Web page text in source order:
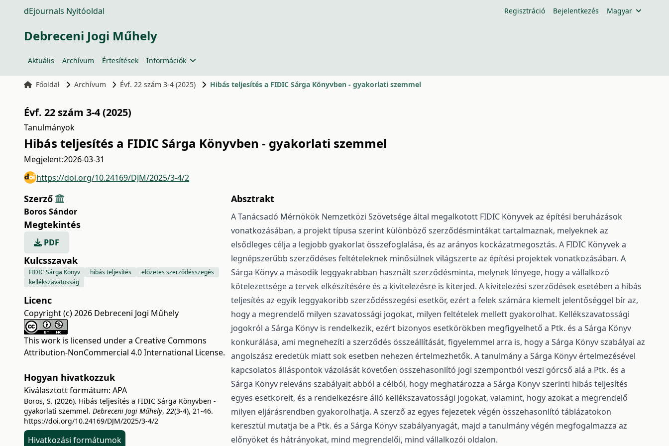
dEjournals Nyitóoldal Regisztráció Bejelentkezés Magyar
Debreceni Jogi Műhely
Aktuális Archívum Értesítések Információk
Főoldal Archívum Évf. 22 szám 3-4 (2025) Hibás teljesítés a FIDIC Sárga Könyvben - gyakorlati szemmel
Évf. 22 szám 3-4 (2025)
Tanulmányok
Hibás teljesítés a FIDIC Sárga Könyvben - gyakorlati szemmel
Megjelent:2026-03-31
https://doi.org/10.24169/DJM/2025/3-4/2
Szerző
Boros Sándor
Megtekintés
PDF
Kulcsszavak
FIDIC Sárga Könyv hibás teljesítés
előzetes szerződésszegés
kellékszavatosság
Licenc
Copyright (c) 2026 Debreceni Jogi Műhely
This work is licensed under a Creative Commons
Attribution-NonCommercial 4.0 International License.
Hogyan hivatkozzuk
Kiválasztott formátum: APA
Boros, S. (2026). Hibás teljesítés a FIDIC Sárga Könyvben -
gyakorlati szemmel. Debreceni Jogi Műhely, 22(3-4), 21-46.
https://doi.org/10.24169/DJM/2025/3-4/2
Hivatkozási formátumok
Absztrakt
A Tanácsadó Mérnökök Nemzetközi Szövetsége által megalkotott FIDIC Könyvek az építési beruházások
vonatkozásában, a projekt típusa szerint különböző szerződésmintákat tartalmaznak, melyeknek az
elsődleges célja a legjobb gyakorlat összefoglalása, és az arányos kockázatmegosztás. A FIDIC Könyvek a
legnépszerűbb szerződéses feltételeknek minősülnek világszerte az építési projektek vonatkozásában. A
Sárga Könyv a második leggyakrabban használt szerződésminta, melynek lényege, hogy a vállalkozó
kötelezettsége a tervek elkészítésére és a kivitelezésre is kiterjed. A kivitelezési szerződések esetében a hibás
teljesítés az egyik leggyakoribb szerződésszegési esetkör, ezért a felek számára kiemelt jelentőséggel bír az,
hogy a megrendelő milyen szavatossági jogokat, milyen feltételek mellett gyakorolhat. Kellékszavatossági
jogokról a Sárga Könyv is rendelkezik, ezért bizonyos esetkörökben megfigyelhető a Ptk. és a Sárga Könyv
konkurálása, ami megnehezíti a szerződés összeállítását, figyelemmel arra is, hogy a Sárga Könyv szabályai az
angolszász eredetük miatt sok esetben nehezen értelmezhetők. A tanulmány a Sárga Könyv értelmezésével
kapcsolatos álláspontok vázolását követően összehasonlító jogi szempontból veszi górcső alá a Ptk. és a
Sárga Könyv releváns szabályait abból a célból, hogy meghatározza a Sárga Könyv szerinti hibás teljesítés
egyes esetköreit, és a rendelkezésre álló kellékszavatossági jogokat, valamint, hogy azokat a megrendelő
milyen eljárásrendben gyakorolhatja. A szerző az egyes fejezetek végén összehasonlító táblázatokon
keresztül mutatja be a Ptk. és a Sárga Könyv szabályanyagát, majd a tanulmány végén megfogalmazza az
előnyöket és hátrányokat, mind megrendelői, mind vállalkozói oldalon.